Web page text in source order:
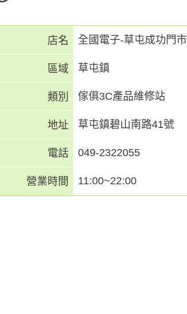
店名 全國電子-草屯成功門市
區域 草屯鎮
類別 傢俱3C產品維修站
地址 草屯鎮碧山南路41號
電話 049-2322055
營業時間 11:00~22:00